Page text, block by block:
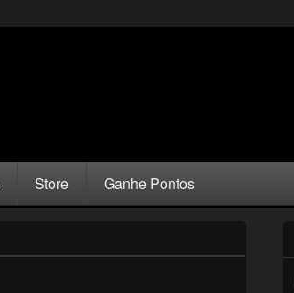
Store Ganhe Pontos